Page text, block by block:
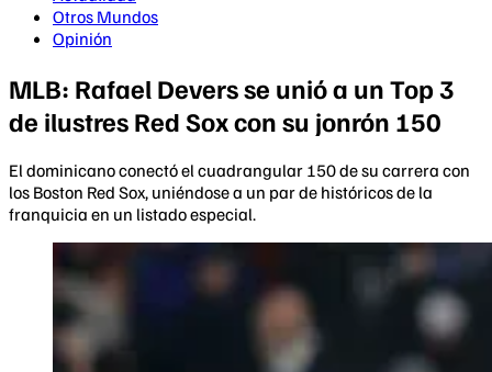
Otros Mundos
Opinión
MLB: Rafael Devers se unió a un Top 3
de ilustres Red Sox con su jonrón 150
El dominicano conectó el cuadrangular 150 de su carrera con
los Boston Red Sox, uniéndose a un par de históricos de la
franquicia en un listado especial.